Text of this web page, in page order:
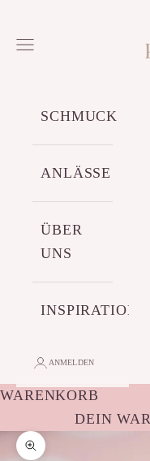
Menü
SCHMUCK
ANLÄSSE
ÜBER
UNS
ANMELDEN
WARENKORB
DEIN
Bild vergrößern